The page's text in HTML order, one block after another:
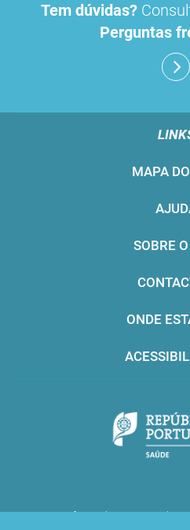
Tem dúvidas?
Perguntas
MAPA DO
SOBRE O
ONDE
Infarmed © 2016. Todos